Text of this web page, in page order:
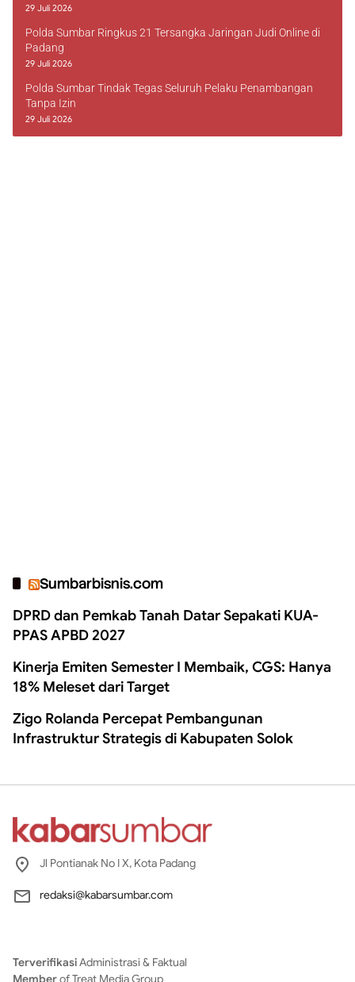
29 Juli 2026
Polda Sumbar Ringkus 21 Tersangka Jaringan Judi Online di
Padang
29 Juli 2026
Polda Sumbar Tindak Tegas Seluruh Pelaku Penambangan
Tanpa Izin
29 Juli 2026
Sumbarbisnis.com
DPRD dan Pemkab Tanah Datar Sepakati KUA-
PPAS APBD 2027
Kinerja Emiten Semester I Membaik, CGS: Hanya
18% Meleset dari Target
Zigo Rolanda Percepat Pembangunan
Infrastruktur Strategis di Kabupaten Solok
Jl Pontianak No I X, Kota Padang
redaksi@kabarsumbar.com
TerverifikasiAdministrasi & Faktual